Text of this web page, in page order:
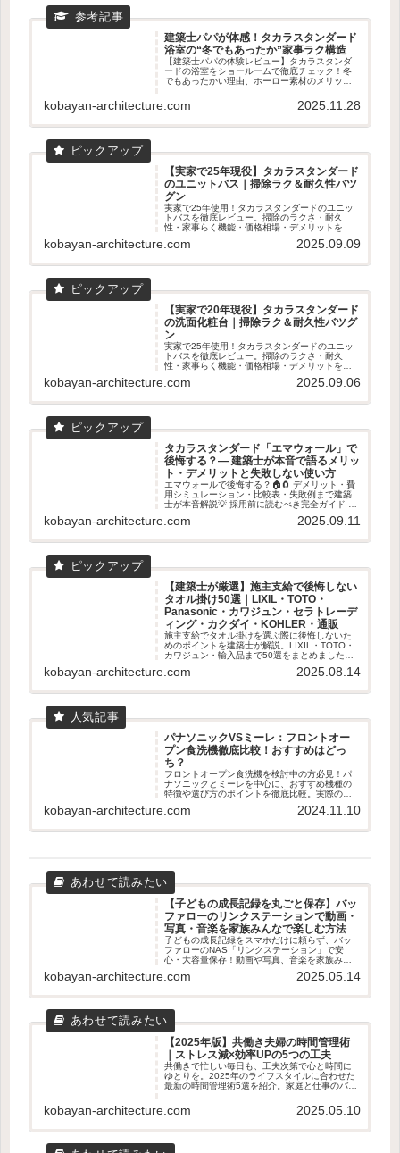
建築士パパが体感！タカラスタンダード
浴室の“冬でもあったか”家事ラク構造
【建築士パパの体験レビュー】タカラスタンダ
ードの浴室をショールームで徹底チェック！冬
でもあったかい理由、ホーロー素材のメリッ
で詳しく解説。寒いお風呂を快適にしたい人必
見のPR記事です。
kobayan-architecture.com 2025.11.28
【実家で25年現役】タカラスタンダード
のユニットバス｜掃除ラク＆耐久性バツ
グン
実家で25年使用！タカラスタンダードのユニッ
トバスを徹底レビュー。掃除のラクさ・耐久
性・家事らく機能・価格相場・デメリットを数
kobayan-architecture.com 2025.09.09
【実家で20年現役】タカラスタンダード
の洗面化粧台｜掃除ラク＆耐久性バツグ
ン
実家で25年使用！タカラスタンダードのユニッ
トバスを徹底レビュー。掃除のラクさ・耐久
性・家事らく機能・価格相場・デメリットを数
kobayan-architecture.com 2025.09.06
タカラスタンダード「エマウォール」で
後悔する？― 建築士が本音で語るメリッ
ト・デメリットと失敗しない使い方
エマウォールで後悔する？🏠🧲 デメリット・費
用シミュレーション・比較表・失敗例まで建築
士が本音解説💡 採用前に読むべき完全ガイド 👓
kobayan-architecture.com 2025.09.11
【建築士が厳選】施主支給で後悔しない
タオル掛け50選｜LIXIL・TOTO・
Panasonic・カワジュン・セラトレーデ
ィング・カクダイ・KOHLER・通販
施主支給でタオル掛けを選ぶ際に後悔しないた
めのポイントを建築士が解説。LIXIL・TOTO・
カワジュン・輸入品まで50選をまとめました。
kobayan-architecture.com 2025.08.14
パナソニックVSミーレ：フロントオー
プン食洗機徹底比較！おすすめはどっ
ち？
フロントオープン食洗機を検討中の方必見！パ
ナソニックとミーレを中心に、おすすめ機種の
特徴や選び方のポイントを徹底比較。実際のユ
びをサポートします。容量、乾燥機能、使いや
kobayan-architecture.com 2024.11.10
【子どもの成長記録を丸ごと保存】バッ
ファローのリンクステーションで動画・
写真・音楽を家族みんなで楽しむ方法
子どもの成長記録をスマホだけに頼らず、バッ
ファローのNAS「リンクステーション」で安
心・大容量保存！動画や写真、音楽を家族みん
トをわかりやすく解説します。
kobayan-architecture.com 2025.05.14
【2025年版】共働き夫婦の時間管理術
｜ストレス減×効率UPの5つの工夫
共働きで忙しい毎日も、工夫次第で心と時間に
ゆとりを。2025年のライフスタイルに合わせた
最新の時間管理術5選を紹介。家庭と仕事のバラ
kobayan-architecture.com 2025.05.10